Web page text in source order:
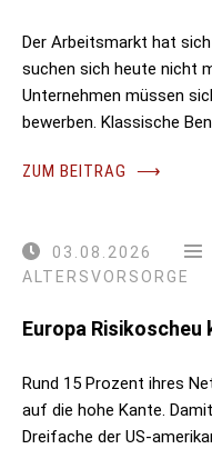
Der Arbeitsmarkt hat
suchen sich heute nicht
Unternehmen müssen
bewerben. Klassische
ZUM BEITRAG ⟶
03.08.2026
ALTERSVORSORGE
Europa
Rund 15 Prozent ihres
auf die hohe Kante.
Dreifache der US-